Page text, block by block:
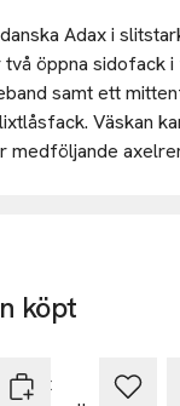
Adax i
öppna sidofack
samt ett
Väskan
medföljande
köpt
Adax